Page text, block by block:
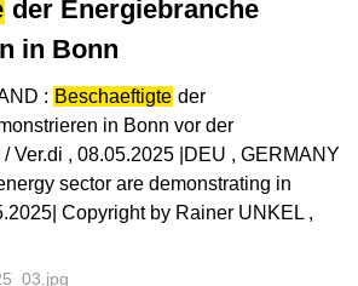
der Energiebranche
in Bonn
: Beschaeftigte der
in Bonn vor der
Ver.di , 08.05.2025 |DEU , GERMANY
sector are demonstrating in
Copyright by Rainer UNKEL ,